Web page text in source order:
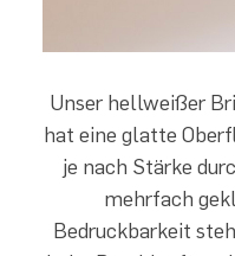
Unser hellweißer
hat eine glatte
je nach Stärke
mehrfach
Bedruckbarkeit